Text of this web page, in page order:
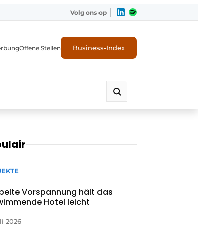
Volg ons op
Offene Stellen Business-Index
Vorspannung hält das
Hotel leicht
2026